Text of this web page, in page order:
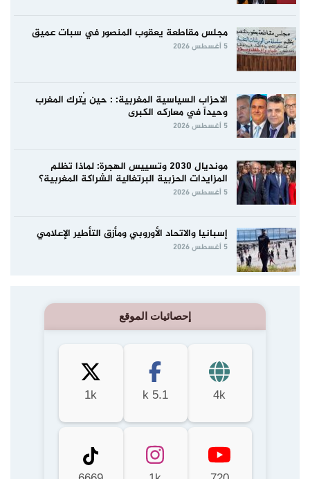
مجلس مقاطعة يعقوب المنصور في سبات عميق
5 أغسطس 2026
الاحزاب السياسية المغربية: : حين يُترك المغرب
وحيداً في معاركه الكبرى
5 أغسطس 2026
مونديال 2030 وتسييس الهجرة: لماذا تظلم
المزايدات الحزبية البرتغالية الشراكة المغربية؟
5 أغسطس 2026
إسبانيا والاتحاد الأوروبي ومأزق التأطير الإعلامي
5 أغسطس 2026
إحصائيات الموقع
4k
5.1 k
1k